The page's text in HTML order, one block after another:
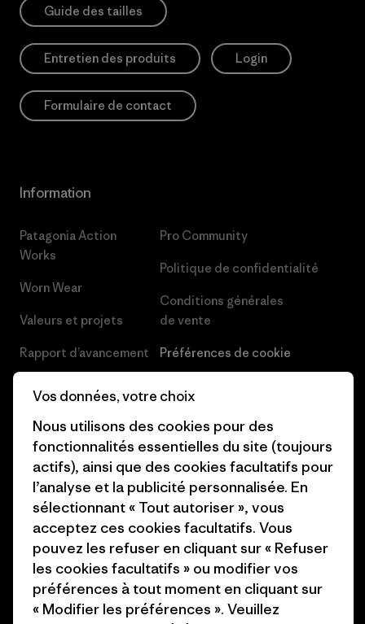
Guide des tailles
Entretien des produits Login
Formulaire de contact
Information
Patagonia Action
Works
Worn Wear
Valeurs et projets
Rapport d’avancement
Objectifs climatiques
1% For The Planet
Comment nous
finançons
Cartes cadeaux
Nos magasins
Pro Community
Politique de confidentialité
Conditions générales
de vente
Préférences de cookie
Presse et media
Industry program
Programme d’affiliation
Patagonia Luxembourg Plan du
site
Vos données, votre choix
Nous utilisons des cookies pour des
fonctionnalités essentielles du site (toujours
actifs), ainsi que des cookies facultatifs pour
l’analyse et la publicité personnalisée. En
sélectionnant « Tout autoriser », vous
acceptez ces cookies facultatifs. Vous
pouvez les refuser en cliquant sur « Refuser
les cookies facultatifs » ou modifier vos
préférences à tout moment en cliquant sur
« Modifier les préférences ». Veuillez